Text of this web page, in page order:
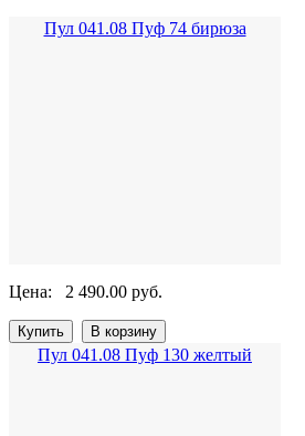
Пул 041.08 Пуф 74 бирюза
Цена: 2 490.00 руб.
Пул 041.08 Пуф 130 желтый